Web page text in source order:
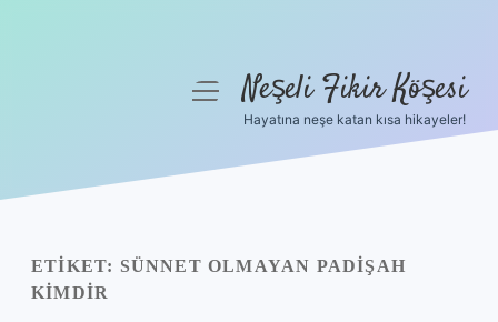
Yasal Uyarı
menüyüNeşeli Fikir Köşesi
Hayatına neşe katan kısa hikayeler!
ETIKET: SÜNNET OLMAYAN PADIŞAH
KIMDIR